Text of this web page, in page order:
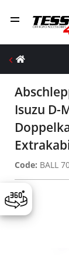
Isuzu D-
Code: BALL